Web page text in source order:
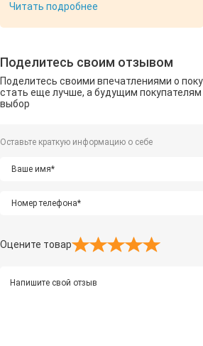
Читать подробнее
Поделитесь своим отзывом
Поделитесь своими впечатлениями о
стать еще лучше, а будущим
выбор
Оставьте краткую информацию о себе
Оцените товар